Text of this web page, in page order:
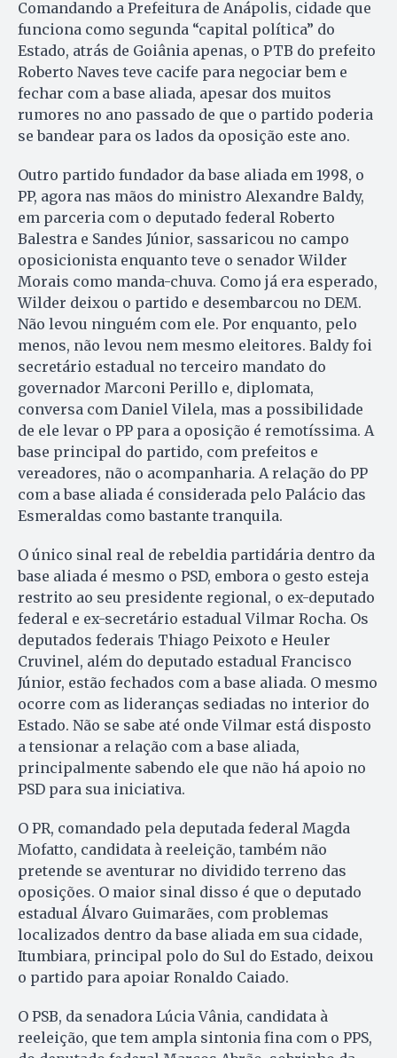
Coman­dan­do a Prefeitura de Anápolis, cidade que
funciona como segunda “capital política” do
Estado, atrás de Goiânia apenas, o PTB do prefeito
Roberto Naves teve cacife para negociar bem e
fechar com a base aliada, apesar dos muitos
rumores no ano passado de que o partido poderia
se bandear para os lados da oposição este ano.
Outro partido fundador da base aliada em 1998, o
PP, agora nas mãos do ministro Alexandre Baldy,
em parceria com o deputado federal Roberto
Balestra e Sandes Júnior, sassaricou no campo
oposicionista enquanto teve o senador Wilder
Morais como manda-chuva. Como já era esperado,
Wilder deixou o partido e desembarcou no DEM.
Não levou ninguém com ele. Por enquanto, pelo
menos, não levou nem mesmo eleitores. Baldy foi
secretário estadual no terceiro mandato do
governador Marconi Perillo e, diplomata,
conversa com Daniel Vilela, mas a possibilidade
de ele le­var o PP para a oposição é re­mo­tíssima. A
base principal do par­tido, com prefeitos e
vereadores, não o acompanharia. A relação do PP
com a base aliada é con­siderada pelo Palácio das
Es­meraldas como bastante tranquila.
O único sinal real de rebeldia partidária dentro da
base aliada é mesmo o PSD, embora o gesto esteja
restrito ao seu presidente regional, o ex-deputado
federal e ex-secretário estadual Vilmar Rocha. Os
deputados federais Thiago Peixoto e Heuler
Cruvinel, além do deputado estadual Francisco
Júnior, estão fechados com a base aliada. O mesmo
ocorre com as lideranças sediadas no interior do
Estado. Não se sabe até onde Vilmar está disposto
a tensionar a relação com a base aliada,
principalmente sabendo ele que não há apoio no
PSD para sua iniciativa.
O PR, comandado pela deputada federal Magda
Mofatto, candidata à reeleição, também não
pretende se aventurar no dividido terreno das
oposições. O maior sinal disso é que o deputado
estadual Álvaro Guimarães, com problemas
localizados dentro da base aliada em sua cidade,
Itumbiara, principal polo do Sul do Estado, deixou
o partido para apoiar Ronaldo Caiado.
O PSB, da senadora Lúcia Vânia, candidata à
reeleição, que tem ampla sintonia fina com o PPS,